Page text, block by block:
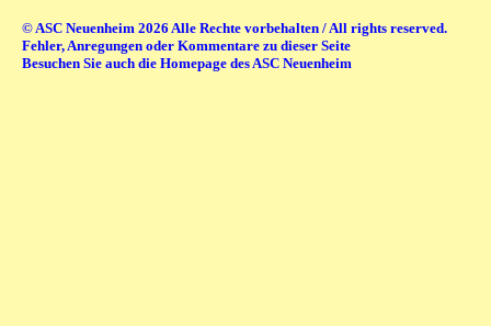
© ASC Neuenheim 2026 Alle Rechte vorbehalten / All rights reserved.
Fehler, Anregungen oder Kommentare zu dieser Seite
Besuchen Sie auch die Homepage des ASC Neuenheim